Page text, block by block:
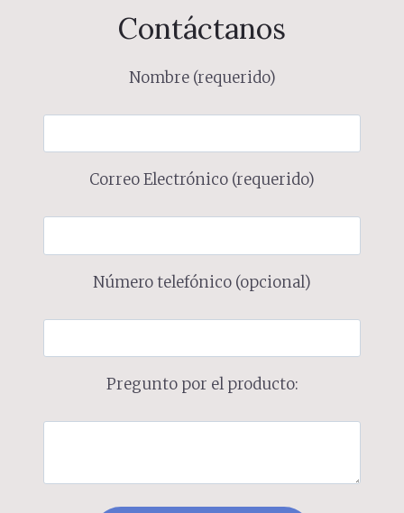
Contáctanos
Nombre (requerido)
Correo Electrónico (requerido)
Número telefónico (opcional)
Pregunto por el producto: